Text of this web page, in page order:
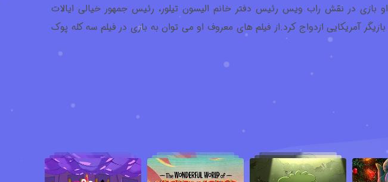
او بازی در نقش راب ویس رئیس دفتر خانم الیسون تیلور، رئیس جمهور خیالی ایالات
در ۱۲ مه ۲۰۰۵ با بکی نیوتون بازیگر آمریکایی ازدواج کرد.از فیلم های معروف او می توان به بازی در فیلم سه کله پوک